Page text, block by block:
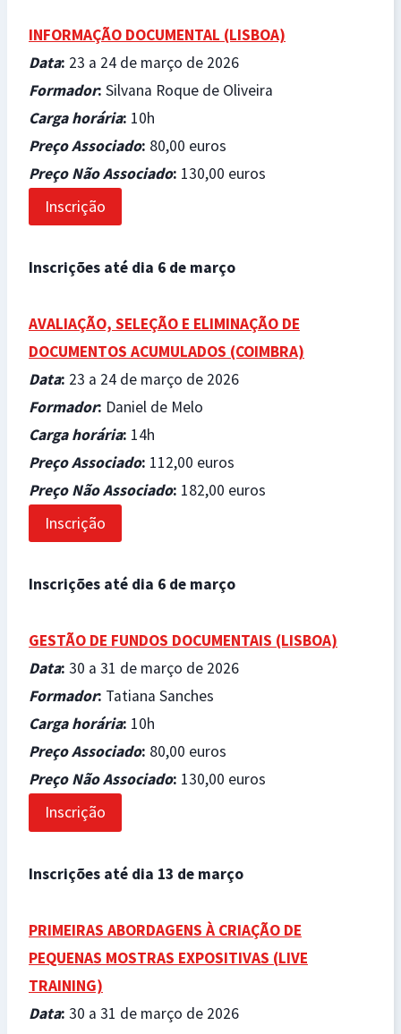
INFORMAÇÃO DOCUMENTAL (LISBOA)
Data: 23 a 24 de março de 2026
Formador: Silvana Roque de Oliveira
Carga horária: 10h
Preço Associado: 80,00 euros
Preço Não Associado: 130,00 euros
Inscrição
Inscrições até dia 6 de março
AVALIAÇÃO, SELEÇÃO E ELIMINAÇÃO DE
DOCUMENTOS ACUMULADOS (COIMBRA)
Data: 23 a 24 de março de 2026
Formador: Daniel de Melo
Carga horária: 14h
Preço Associado: 112,00 euros
Preço Não Associado: 182,00 euros
Inscrição
Inscrições até dia 6 de março
GESTÃO DE FUNDOS DOCUMENTAIS (LISBOA)
Data: 30 a 31 de março de 2026
Formador: Tatiana Sanches
Carga horária: 10h
Preço Associado: 80,00 euros
Preço Não Associado: 130,00 euros
Inscrição
Inscrições até dia 13 de março
PRIMEIRAS ABORDAGENS À CRIAÇÃO DE
PEQUENAS MOSTRAS EXPOSITIVAS (LIVE
TRAINING)
Data: 30 a 31 de março de 2026